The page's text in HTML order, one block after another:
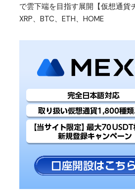
で雲下端を目指す展開【仮想通貨
XRP、BTC、ETH、HOME